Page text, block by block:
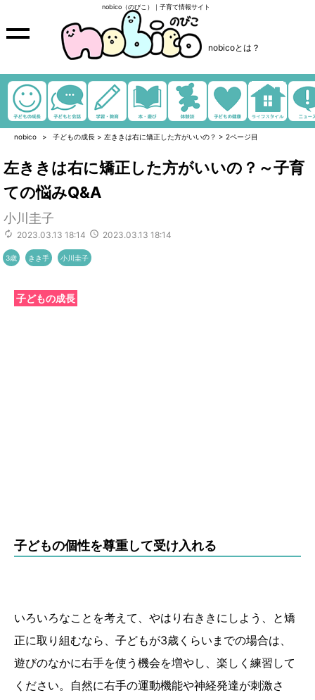
nobico（のびこ）｜子育て情報サイト
nobicoとは？
nobico 子どもの成長 > 左ききは右に矯正した方がいいの？ > 2ページ目
左ききは右に矯正した方がいいの？～子育
ての悩みQ&A
小川圭子
2023.03.13 18:14 2023.03.13 18:14
3歳 きき手 小川圭子
子どもの成長
子どもの個性を尊重して受け入れる
いろいろなことを考えて、やはり右ききにしよう、と矯
正に取り組むなら、子どもが3歳くらいまでの場合は、
遊びのなかに右手を使う機会を増やし、楽しく練習して
ください。自然に右手の運動機能や神経発達が刺激さ